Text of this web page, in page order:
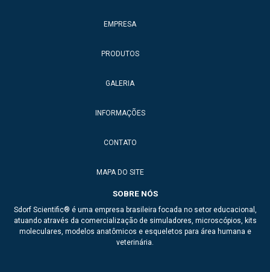
EMPRESA
PRODUTOS
GALERIA
INFORMAÇÕES
CONTATO
MAPA DO SITE
SOBRE NÓS
Sdorf Scientific® é uma empresa brasileira focada no setor educacional,
atuando através da comercialização de simuladores, microscópios, kits
moleculares, modelos anatômicos e esqueletos para área humana e
veterinária.